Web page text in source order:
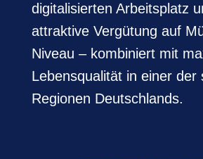
digitalisierten Arbeitsplatz
attraktive Vergütung auf
Niveau – kombiniert mit
Lebensqualität in einer der
Regionen Deutschlands.